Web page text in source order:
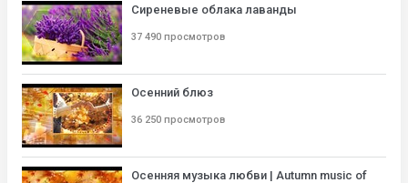
Сиреневые облака лаванды
37 490 просмотров
Осенний блюз
36 250 просмотров
Осенняя музыка любви | Autumn music of